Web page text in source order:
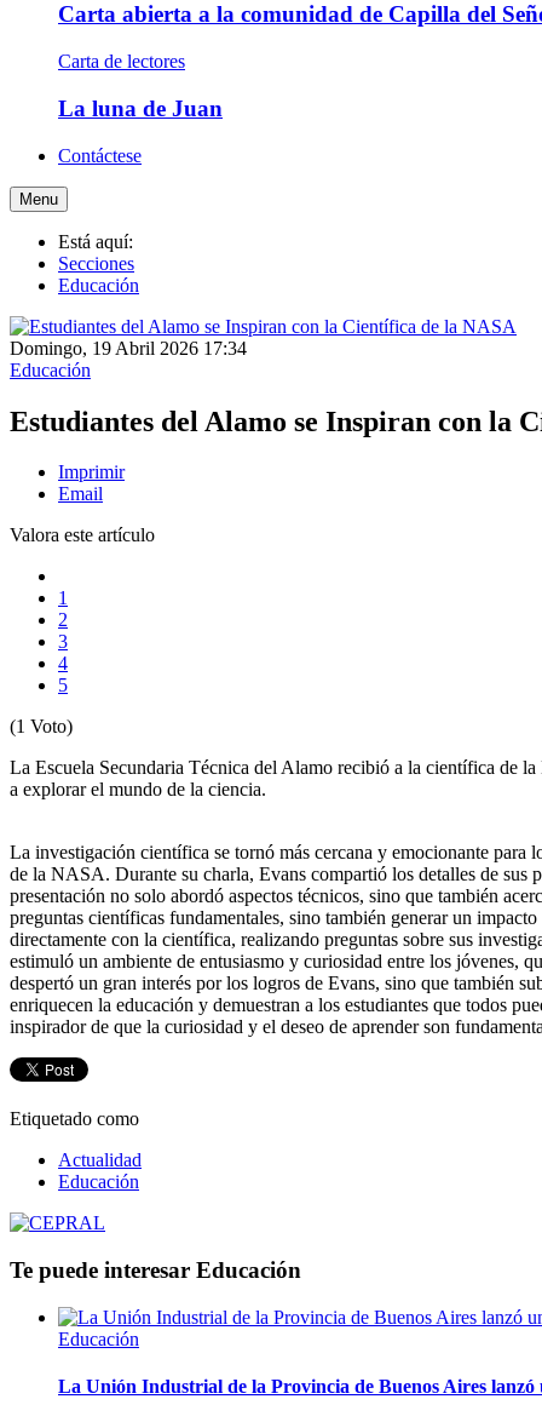
Carta abierta a la comunidad de Capilla del
Carta de lectores
La luna de Juan
Contáctese
Menu
Está aquí:
Secciones
Educación
Domingo, 19 Abril 2026 17:34
Educación
Estudiantes del Alamo se Inspiran con la
Imprimir
Email
Valora este artículo
1
2
3
4
5
(1 Voto)
La Escuela Secundaria Técnica del Alamo recibió a la científica de
a explorar el mundo de la ciencia.
La investigación científica se tornó más cercana y emocionante para
de la NASA. Durante su charla, Evans compartió los detalles de sus
presentación no solo abordó aspectos técnicos, sino que también
preguntas científicas fundamentales, sino también generar un
directamente con la científica, realizando preguntas sobre sus
estimuló un ambiente de entusiasmo y curiosidad entre los jóvenes,
despertó un gran interés por los logros de Evans, sino que también
enriquecen la educación y demuestran a los estudiantes que todos
inspirador de que la curiosidad y el deseo de aprender son
Etiquetado como
Actualidad
Educación
Te puede interesar Educación
Educación
La Unión Industrial de la Provincia de Buenos Aires